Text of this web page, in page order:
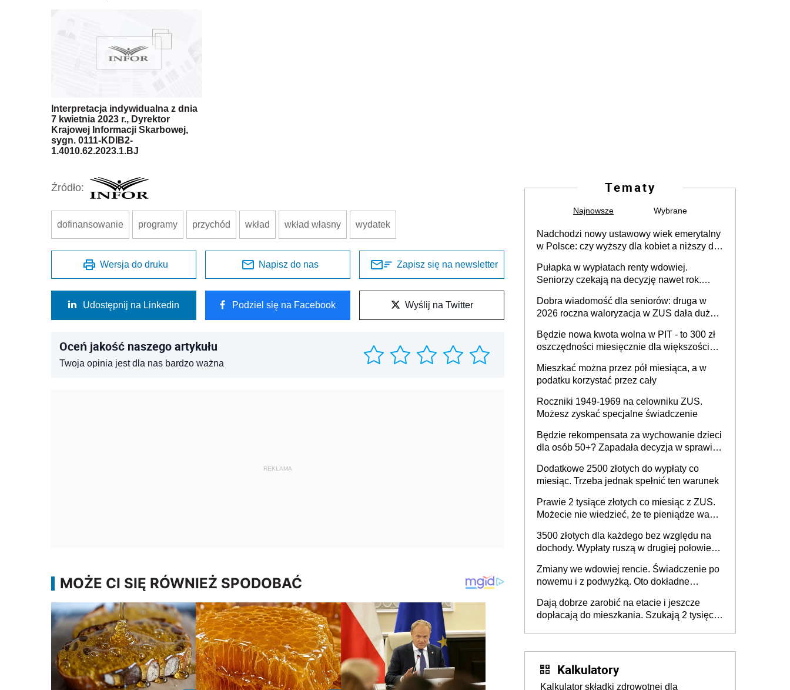
Interpretacja indywidualna z dnia
7 kwietnia 2023 r., Dyrektor
Krajowej Informacji Skarbowej,
sygn. 0111-KDIB2-
1.4010.62.2023.1.BJ
Źródło:
dofinansowanie programy przychód wkład wkład własny wydatek
Wersja do druku Napisz do nas Zapisz się na newsletter
Udostępnij na Linkedin Podziel się na Facebook Wyślij na Twitter
Oceń jakość naszego artykułu
Twoja opinia jest dla nas bardzo ważna
REKLAMA
Tematy
Najnowsze Wybrane
Nadchodzi nowy ustawowy wiek emerytalny
w Polsce: czy wyższy dla kobiet a niższy dla
Pułapka w wypłatach renty wdowiej.
Seniorzy czekają na decyzję nawet rok.
Dobra wiadomość dla seniorów: druga w
2026 roczna waloryzacja w ZUS dała duży
Będzie nowa kwota wolna w PIT - to 300 zł
oszczędności miesięcznie dla większości
Mieszkać można przez pół miesiąca, a w
podatku korzystać przez cały
Roczniki 1949-1969 na celowniku ZUS.
Możesz zyskać specjalne świadczenie
Będzie rekompensata za wychowanie dzieci
dla osób 50+? Zapadała decyzja w sprawie
Dodatkowe 2500 złotych do wypłaty co
miesiąc. Trzeba jednak spełnić ten warunek
Prawie 2 tysiące złotych co miesiąc z ZUS.
Możecie nie wiedzieć, że te pieniądze wam
3500 złotych dla każdego bez względu na
dochody. Wypłaty ruszą w drugiej połowie
Zmiany we wdowiej rencie. Świadczenie po
nowemu i z podwyżką. Oto dokładne
Dają dobrze zarobić na etacie i jeszcze
dopłacają do mieszkania. Szukają 2 tysięcy
Kalkulatory
Kalkulator składki zdrowotnej dla